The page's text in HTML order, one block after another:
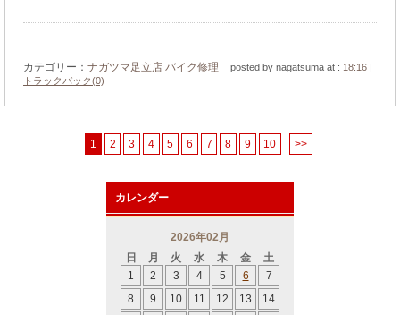
カテゴリー： ナガツマ足立店 バイク修理 posted by nagatsuma at : 18:16 |
トラックバック(0)
1 2 3 4 5 6 7 8 9 10 >>
カレンダー
2026年02月
日
月 火 水 木 金
土
1
2 3 4 5 6
7
8
9 10 11 12 13
14